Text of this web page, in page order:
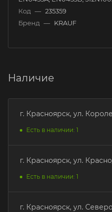
Код — 235359
Бренд — KRAUF
Наличие
г. Красноярск, ул.
Есть в наличии: 1
г. Красноярск, ул.
Есть в наличии: 1
г. Красноярск, ул.